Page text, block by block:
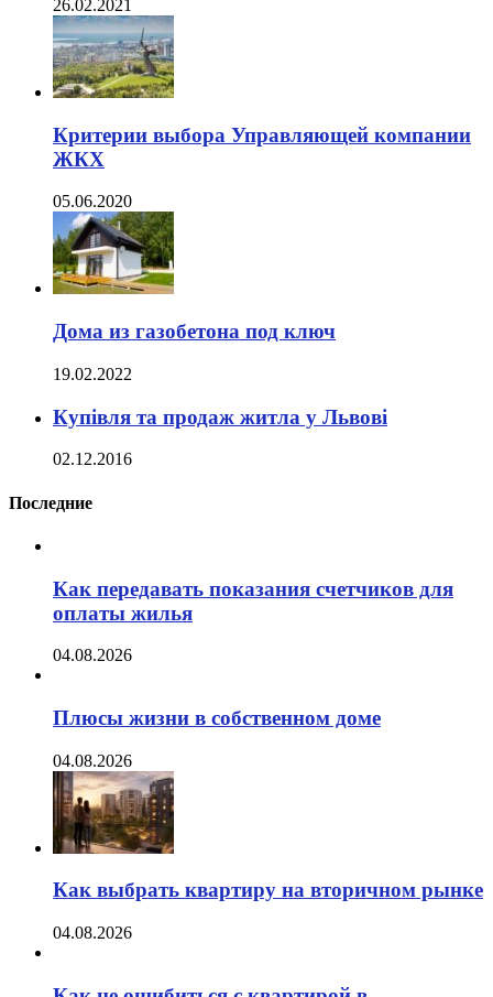
26.02.2021
Критерии выбора Управляющей компании
ЖКХ
05.06.2020
Дома из газобетона под ключ
19.02.2022
Купівля та продаж житла у Львові
02.12.2016
Последние
Как передавать показания счетчиков для
оплаты жилья
04.08.2026
Плюсы жизни в собственном доме
04.08.2026
Как выбрать квартиру на вторичном рынке
04.08.2026